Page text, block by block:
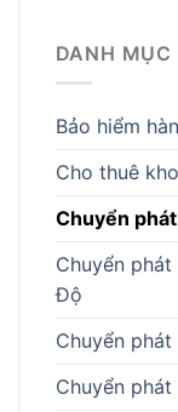
DANH MỤC
Bảo hiểm
Cho thuê
Chuyển
Chuyển
Độ
Chuyển
Chuyển